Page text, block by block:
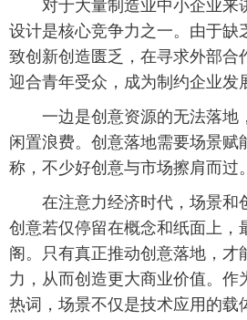
太原日报 太原晚报
对于大量制造业中小企业来
设计是核心竞争力之一。由于缺
致创新创造匮乏，在寻求外部合
迎合青年受众，成为制约企业发
一边是创意资源的无法落地
闲置浪费。创意落地需要场景赋
称，不少好创意与市场擦肩而过。
在注意力经济时代，场景和创
创意若仅停留在概念和纸面上，
阁。只有真正推动创意落地，才
力，从而创造更大商业价值。作
热词，场景不仅是技术应用的载